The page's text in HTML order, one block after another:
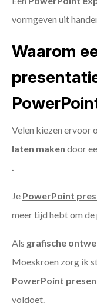
vormgeven uit
Waarom
Velen kiezen ervoor
laten maken door
.
Je PowerPoint
meer tijd hebt om
Als grafische
Moeskroen zorg ik
PowerPoint
voldoet.